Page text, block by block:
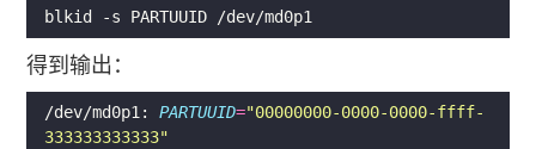
得到输出：
/dev/md0p1: PARTUUID="00000000-0000-0000-ffff-
333333333333"